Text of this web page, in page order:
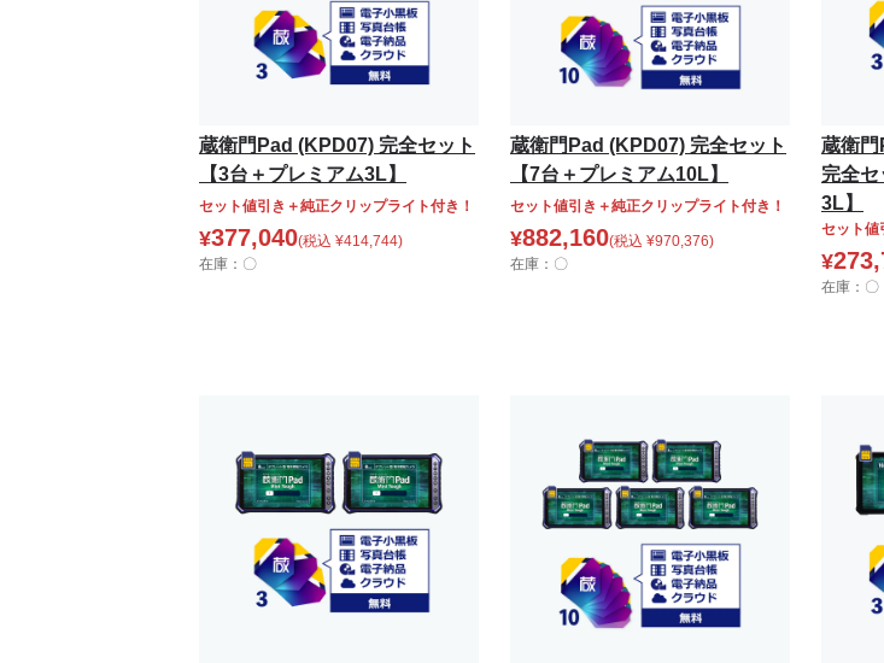
蔵衛門Pad (KPD07) 完全セット
【3台＋プレミアム3L】
セット値引き＋純正クリップライト付き！
¥377,040(税込 ¥414,744)
在庫：〇
蔵衛門Pad (KPD07) 完全セット
【7台＋プレミアム10L】
セット値引き＋純正クリップライト付き！
¥882,160(税込 ¥970,376)
在庫：〇
蔵衛
完全
3L】
セット値
¥
在庫：〇